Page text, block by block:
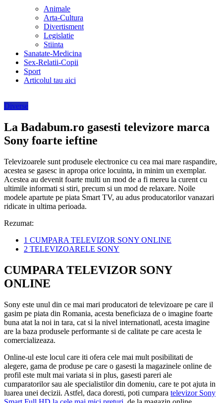
Animale
Arta-Cultura
Divertisment
Legislatie
Stiinta
Sanatate-Medicina
Sex-Relatii-Copii
Sport
Articolul tau aici
Diverse
La Badabum.ro gasesti televizore marca
Sony foarte ieftine
Televizoarele sunt produsele electronice cu cea mai mare raspandire,
acestea se gasesc in apropa orice locuinta, in minim un exemplar.
Acestea au devenit foarte multi un mod de a fi mereu la curent cu
ultimile informati si stiri, precum si un mod de relaxare. Noile
modele apartute pe piata Smart TV, au adus producatorilor vanazari
ridicate in ultima perioada.
Rezumat:
1 CUMPARA TELEVIZOR SONY ONLINE
2 TELEVIZOARELE SONY
CUMPARA TELEVIZOR SONY
ONLINE
Sony este unul din ce mai mari producatori de televizoare pe care il
gasim pe piata din Romania, acesta beneficiaza de o imagine foarte
buna atat la noi in tara, cat si la nivel internationatl, acesta imagine
are la baza produsele performante si de calitate pe care acesta le
comercializeaza.
Online-ul este locul care iti ofera cele mai mult posibilitati de
alegere, gama de produse pe care o gasesti la magazinele online de
profil este mult mai variata si in plus, gasesti pareri ale
cumparatorilor sau ale specialistilor din domeniu, care te pot ajuta in
luarea unei decizii. Astfel, daca doresti, poti cumpara televizor Sony